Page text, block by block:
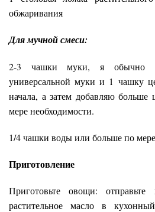
обжаривания
Для мучной смеси:
2-3 чашки муки, я обычно
универсальной муки и 1 чашку
начала, а затем добавляю больше
мере необходимости.
1/4 чашки воды или больше по
Приготовление
Приготовьте овощи:
растительное масло в